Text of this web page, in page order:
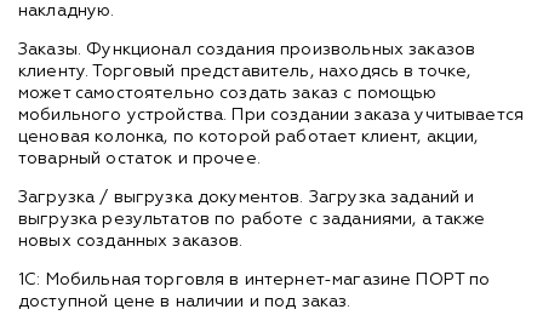
накладную.
Заказы. Функционал создания произвольных заказов
клиенту. Торговый представитель, находясь в точке,
может самостоятельно создать заказ с помощью
мобильного устройства. При создании заказа учитывается
ценовая колонка, по которой работает клиент, акции,
товарный остаток и прочее.
Загрузка / выгрузка документов. Загрузка заданий и
выгрузка результатов по работе с заданиями, а также
новых созданных заказов.
1С: Мобильная торговля в интернет-магазине ПОРТ по
доступной цене в наличии и под заказ.